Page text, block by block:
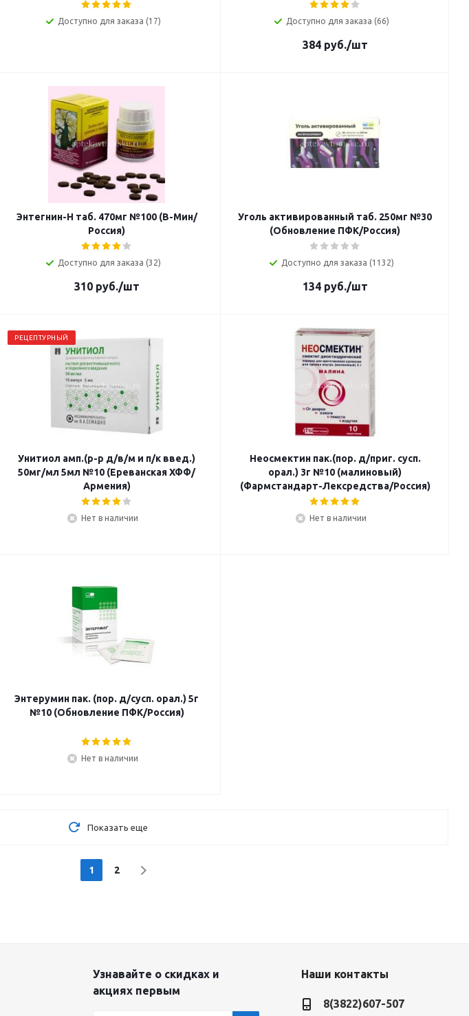
Доступно для заказа (17) Доступно для заказа (66)
384руб./шт
Энтегнин-Н таб. 470мг №100 (В-Мин/
Россия)
Доступно для заказа (32)
310руб./шт
Уголь активированный таб. 250мг №30
(Обновление ПФК/Россия)
Доступно для заказа (1132)
134руб./шт
РЕЦЕПТУРНЫЙ
Унитиол амп.(р-р д/в/м и п/к введ.)
50мг/мл 5мл №10 (Ереванская ХФФ/
Армения)
Нет в наличии
Неосмектин пак.(пор. д/приг. сусп.
орал.) 3г №10 (малиновый)
(Фармстандарт-Лексредства/Россия)
Нет в наличии
Энтерумин пак. (пор. д/сусп. орал.) 5г
№10 (Обновление ПФК/Россия)
Нет в наличии
Показать еще
1 2
Узнавайте о скидках и
акциях первым
Наши контакты
8(3822)607-507